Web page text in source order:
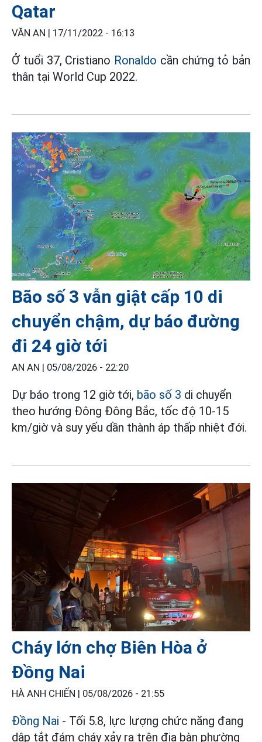
Qatar
VĂN AN | 17/11/2022 - 16:13
Ở tuổi 37, Cristiano Ronaldo cần chứng tỏ bản
thân tại World Cup 2022.
Bão số 3 vẫn giật cấp 10 di
chuyển chậm, dự báo đường
đi 24 giờ tới
AN AN | 05/08/2026 - 22:20
Dự báo trong 12 giờ tới, bão số 3 di chuyển
theo hướng Đông Đông Bắc, tốc độ 10-15
km/giờ và suy yếu dần thành áp thấp nhiệt đới.
Cháy lớn chợ Biên Hòa ở
Đồng Nai
HÀ ANH CHIẾN | 05/08/2026 - 21:55
Đồng Nai - Tối 5.8, lực lượng chức năng đang
dập tắt đám cháy xảy ra trên địa bàn phường